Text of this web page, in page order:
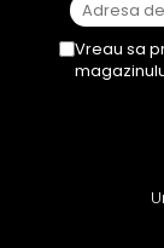
Vreau sa